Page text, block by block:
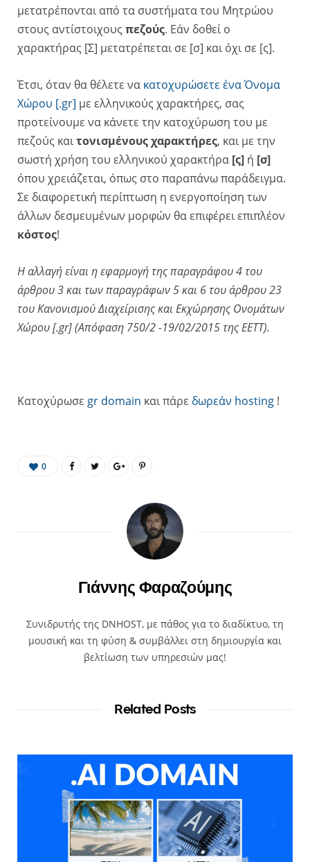
μετατρέπονται από τα συστήματα του Μητρώου
στους αντίστοιχους πεζούς. Εάν δοθεί ο
χαρακτήρας [Σ] μετατρέπεται σε [σ] και όχι σε [ς].
Έτσι, όταν θα θέλετε να κατοχυρώσετε ένα Όνομα
Χώρου [.gr] με ελληνικούς χαρακτήρες, σας
προτείνουμε να κάνετε την κατοχύρωση του με
πεζούς καιτονισμένους χαρακτήρες, και με την
σωστή χρήση του ελληνικού χαρακτήρα [ς] ή [σ]
όπου χρειάζεται, όπως στο παραπάνω παράδειγμα.
Σε διαφορετική περίπτωση η ενεργοποίηση των
άλλων δεσμευμένων μορφών θα επιφέρει επιπλέον
κόστος!
H αλλαγή είναι η εφαρμογή της παραγράφου 4 του
άρθρου 3 και των παραγράφων 5 και 6 του άρθρου 23
του Κανονισμού Διαχείρισης και Εκχώρησης Ονομάτων
Χώρου [.gr] (Απόφαση 750/2 -19/02/2015 της ΕΕΤΤ).
Κατοχύρωσε gr domain και πάρε δωρεάν hosting !
0
Γιάννης Φαραζούμης
Συνιδρυτής της DNHOST, με πάθος για το διαδίκτυο, τη
μουσική και τη φύση & συμβάλλει στη δημιουργία και
βελτίωση των υπηρεσιών μας!
Related Posts